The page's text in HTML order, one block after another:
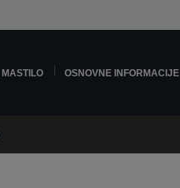
MASTILO OSNOVNE INFORMACIJE